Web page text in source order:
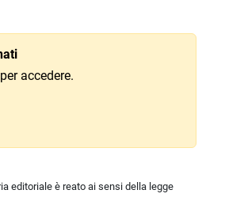
per accedere.
editoriale è reato ai sensi della legge